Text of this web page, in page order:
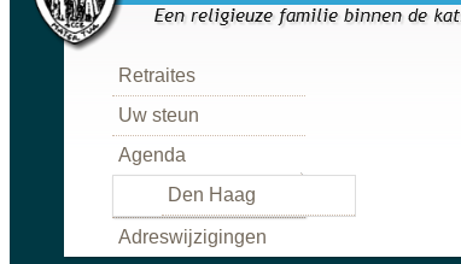
Retraites
Uw steun
Agenda
Den Haag
Adreswijzigingen